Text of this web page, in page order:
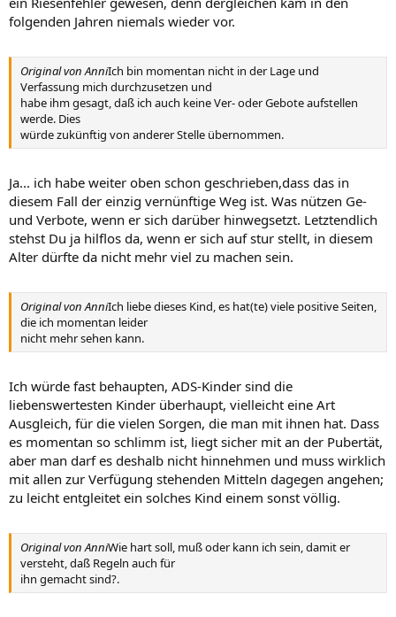
folgenden Jahren niemals wieder vor.
Original von AnniIch bin momentan nicht in der Lage und
Verfassung mich durchzusetzen und
habe ihm gesagt, daß ich auch keine Ver- oder Gebote aufstellen
werde. Dies
würde zukünftig von anderer Stelle übernommen.
Ja... ich habe weiter oben schon geschrieben,dass das in
diesem Fall der einzig vernünftige Weg ist. Was nützen Ge-
und Verbote, wenn er sich darüber hinwegsetzt. Letztendlich
stehst Du ja hilflos da, wenn er sich auf stur stellt, in diesem
Alter dürfte da nicht mehr viel zu machen sein.
Original von AnniIch liebe dieses Kind, es hat(te) viele positive Seiten,
die ich momentan leider
nicht mehr sehen kann.
Ich würde fast behaupten, ADS-Kinder sind die
liebenswertesten Kinder überhaupt, vielleicht eine Art
Ausgleich, für die vielen Sorgen, die man mit ihnen hat. Dass
es momentan so schlimm ist, liegt sicher mit an der Pubertät,
aber man darf es deshalb nicht hinnehmen und muss wirklich
mit allen zur Verfügung stehenden Mitteln dagegen angehen;
zu leicht entgleitet ein solches Kind einem sonst völlig.
Original von AnniWie hart soll, muß oder kann ich sein, damit er
versteht, daß Regeln auch für
ihn gemacht sind?.